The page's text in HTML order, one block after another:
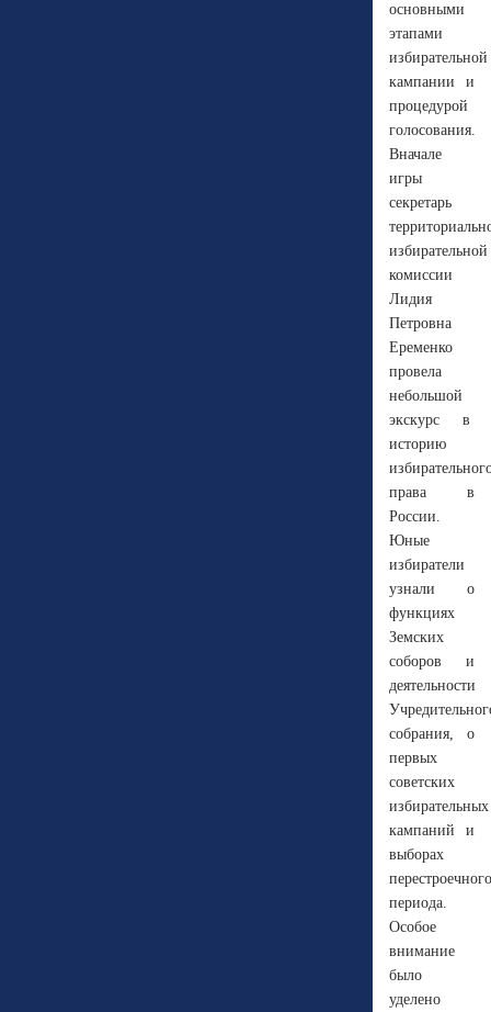
основными
этапами
избирательной
кампании и
процедурой
голосования.
Вначале
игры
секретарь
избирательной
комиссии
Лидия
Петровна
Еременко
провела
небольшой
экскурс в
историю
права в
России.
Юные
избиратели
узнали о
функциях
Земских
соборов и
деятельности
собрания, о
первых
советских
избирательных
кампаний и
выборах
перестроечного
периода.
Особое
внимание
было
уделено